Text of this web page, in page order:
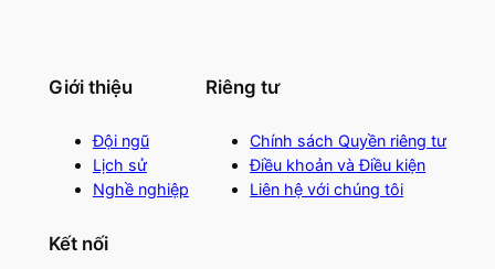
Giới thiệu
Đội ngũ
Lịch sử
Nghề nghiệp
Riêng tư
Chính sách Quyền riêng tư
Điều khoản và Điều kiện
Liên hệ với chúng tôi
Kết nối